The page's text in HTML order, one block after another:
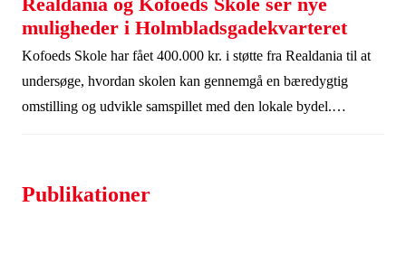
muligheder i Holmbladsgadekvarteret
Kofoeds Skole har fået 400.000 kr. i støtte fra Realdania til at
undersøge, hvordan skolen kan gennemgå en bæredygtig
omstilling og udvikle samspillet med den lokale bydel.
Publikationer